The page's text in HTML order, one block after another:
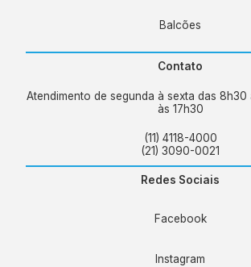
Balcões
Contato
Atendimento de segunda à sexta das 8h30
às 17h30
(11) 4118-4000
(21) 3090-0021
Redes Sociais
Facebook
Instagram